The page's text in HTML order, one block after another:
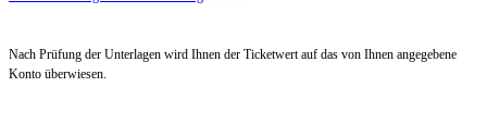
Nach Prüfung der Unterlagen wird Ihnen der Ticketwert auf das von Ihnen angegebene
Konto überwiesen.